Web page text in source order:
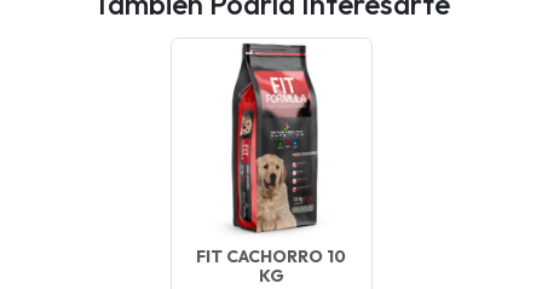
FIT CACHORRO 10
KG